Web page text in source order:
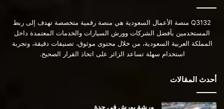
Q3132 منصة الأعمال السعودية هي منصة رقمية متخصصة تهدف إلى ربط
المستخدمين بأفضل الشركات وورش السيارات والخدمات المعتمدة داخل
المملكة العربية السعودية، من خلال محتوى موثوق، تصنيفات دقيقة، وتجربة
استخدام سهلة تساعد الزائر على اتخاذ القرار الصحيح.
أحدث المقالات
ورشة بورش في جدة